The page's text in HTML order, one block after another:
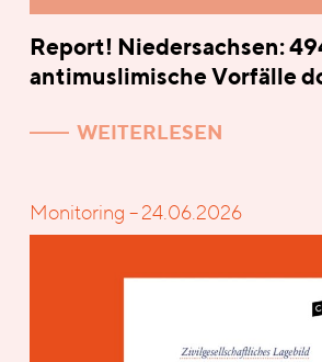
Report! Niedersachsen:
antimuslimische Vorfälle
WEITERLESEN
Monitoring – 24.06.2026